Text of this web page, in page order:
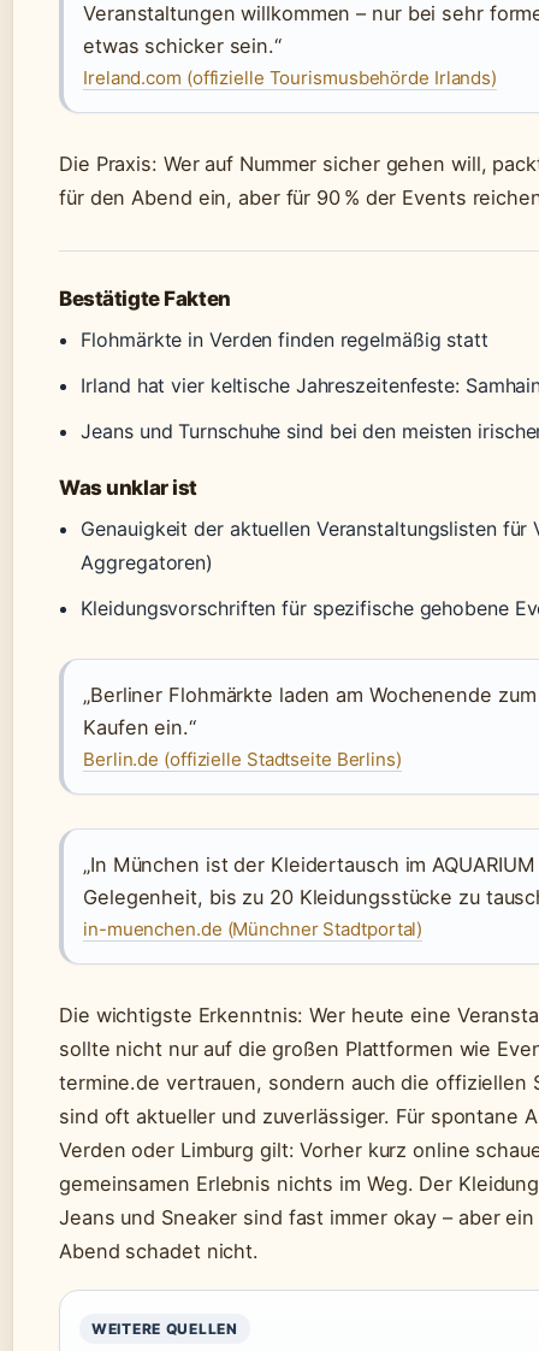
Veranstaltungen willkommen – nur bei sehr
etwas schicker sein.“
Ireland.com (offizielle Tourismusbehörde Irlands)
Die Praxis: Wer auf Nummer sicher gehen will,
für den Abend ein, aber für 90 % der Events
Bestätigte Fakten
Flohmärkte in Verden finden regelmäßig statt
Irland hat vier keltische Jahreszeitenfeste:
Jeans und Turnschuhe sind bei den meisten
Was unklar ist
Genauigkeit der aktuellen Veranstaltungslisten für
Aggregatoren)
Kleidungsvorschriften für spezifische gehobene
„Berliner Flohmärkte laden am Wochenende
Kaufen ein.“
Berlin.de (offizielle Stadtseite Berlins)
„In München ist der Kleidertausch im
Gelegenheit, bis zu 20 Kleidungsstücke zu
in-muenchen.de (Münchner Stadtportal)
Die wichtigste Erkenntnis: Wer heute eine
sollte nicht nur auf die großen Plattformen wie
termine.de vertrauen, sondern auch die offiziellen
sind oft aktueller und zuverlässiger. Für spontane
Verden oder Limburg gilt: Vorher kurz online
gemeinsamen Erlebnis nichts im Weg. Der
Jeans und Sneaker sind fast immer okay – aber
Abend schadet nicht.
WEITERE QUELLEN